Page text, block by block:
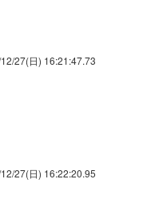
12/27(日) 16:21:47.73
12/27(日) 16:22:20.95